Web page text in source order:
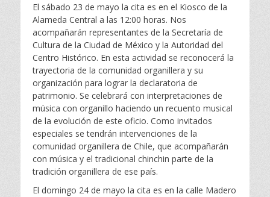
El sábado 23 de mayo la cita es en el Kiosco de la
Alameda Central a las 12:00 horas. Nos
acompañarán representantes de la Secretaría de
Cultura de la Ciudad de México y la Autoridad del
Centro Histórico. En esta actividad se reconocerá la
trayectoria de la comunidad organillera y su
organización para lograr la declaratoria de
patrimonio. Se celebrará con interpretaciones de
música con organillo haciendo un recuento musical
de la evolución de este oficio. Como invitados
especiales se tendrán intervenciones de la
comunidad organillera de Chile, que acompañarán
con música y el tradicional chinchin parte de la
tradición organillera de ese país.
El domingo 24 de mayo la cita es en la calle Madero